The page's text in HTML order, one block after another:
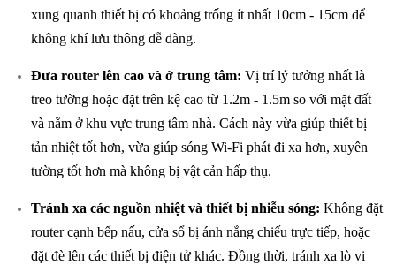
xung quanh thiết bị có khoảng trống ít nhất 10cm - 15cm để
không khí lưu thông dễ dàng.
Đưa router lên cao và ở trung tâm: Vị trí lý tưởng nhất là
treo tường hoặc đặt trên kệ cao từ 1.2m - 1.5m so với mặt đất
và nằm ở khu vực trung tâm nhà. Cách này vừa giúp thiết bị
tản nhiệt tốt hơn, vừa giúp sóng Wi-Fi phát đi xa hơn, xuyên
tường tốt hơn mà không bị vật cản hấp thụ.
Tránh xa các nguồn nhiệt và thiết bị nhiễu sóng: Không đặt
router cạnh bếp nấu, cửa sổ bị ánh nắng chiếu trực tiếp, hoặc
đặt đè lên các thiết bị điện tử khác. Đồng thời, tránh xa lò vi